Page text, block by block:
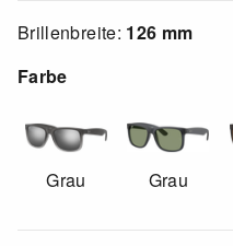
Brillenbreite: 126 mm
Farbe
Grau Grau